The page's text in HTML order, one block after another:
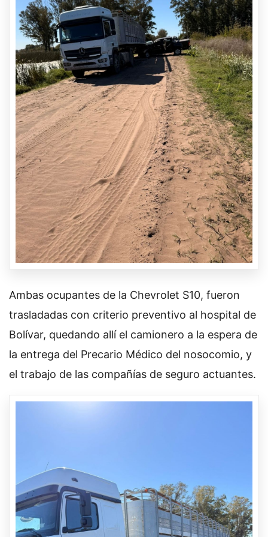
Ambas ocupantes de la Chevrolet S10, fueron
trasladadas con criterio preventivo al hospital de
Bolívar, quedando allí el camionero a la espera de
la entrega del Precario Médico del nosocomio, y
el trabajo de las compañías de seguro actuantes.